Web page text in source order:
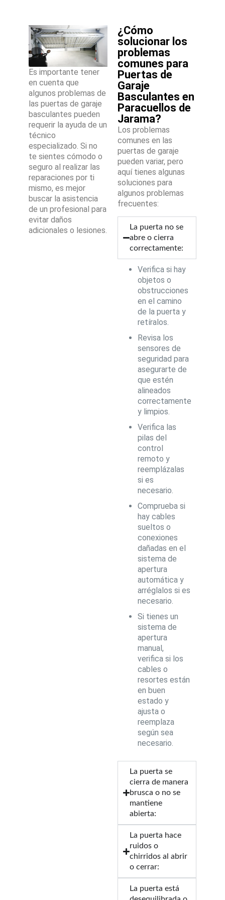
Es importante tener
en cuenta que
algunos problemas de
las puertas de garaje
basculantes pueden
requerir la ayuda de un
técnico
especializado. Si no
te sientes cómodo o
seguro al realizar las
reparaciones por ti
mismo, es mejor
buscar la asistencia
de un profesional para
evitar daños
adicionales o lesiones.
¿Cómo
solucionar los
problemas
comunes para
Puertas de
Garaje
Basculantes en
Paracuellos de
Jarama?
Los problemas
comunes en las
puertas de garaje
pueden variar, pero
aquí tienes algunas
soluciones para
algunos problemas
frecuentes:
La puerta no se
abre o cierra
correctamente:
Verifica si hay
objetos o
obstrucciones
en el camino
de la puerta y
retíralos.
Revisa los
sensores de
seguridad para
asegurarte de
que estén
alineados
correctamente
y limpios.
Verifica las
pilas del
control
remoto y
reemplázalas
si es
necesario.
Comprueba si
hay cables
sueltos o
conexiones
dañadas en el
sistema de
apertura
automática y
arréglalos si es
necesario.
Si tienes un
sistema de
apertura
manual,
verifica si los
cables o
resortes están
en buen
estado y
ajusta o
reemplaza
según sea
necesario.
La puerta se
cierra de manera
brusca o no se
mantiene
abierta:
La puerta hace
ruidos o
chirridos al abrir
o cerrar:
La puerta está